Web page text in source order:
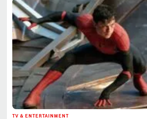
TV & ENTERTAINMENT